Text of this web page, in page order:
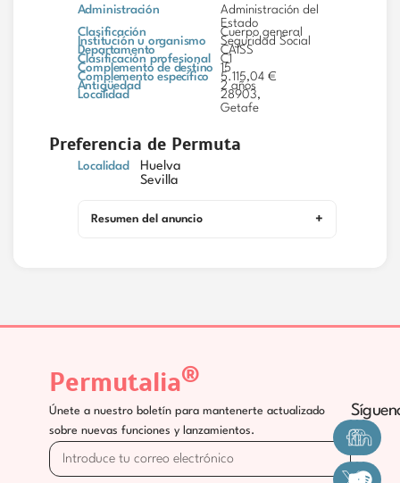
Administración
Administración del
Estado
Clasificación Cuerpo general
Institución u organismo Seguridad Social
Departamento CAISS
Clasificación profesional C1
Complemento de destino 15
Complemento específico 5.115,04 €
Antigüedad 2 años
Localidad
28903,
Getafe
Preferencia de Permuta
Localidad
Huelva
Sevilla
Resumen del anuncio
Permutalia®
Únete a nuestro boletín para mantenerte actualizado
sobre nuevas funciones y lanzamientos.